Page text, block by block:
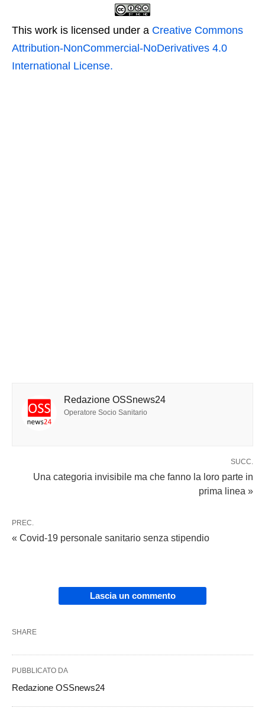
This work is licensed under a Creative Commons
Attribution-NonCommercial-NoDerivatives 4.0
International License.
Redazione OSSnews24
Operatore Socio Sanitario
SUCC.
Una categoria invisibile ma che fanno la loro parte in
prima linea »
PREC.
« Covid-19 personale sanitario senza stipendio
Lascia un commento
SHARE
PUBBLICATO DA
Redazione OSSnews24